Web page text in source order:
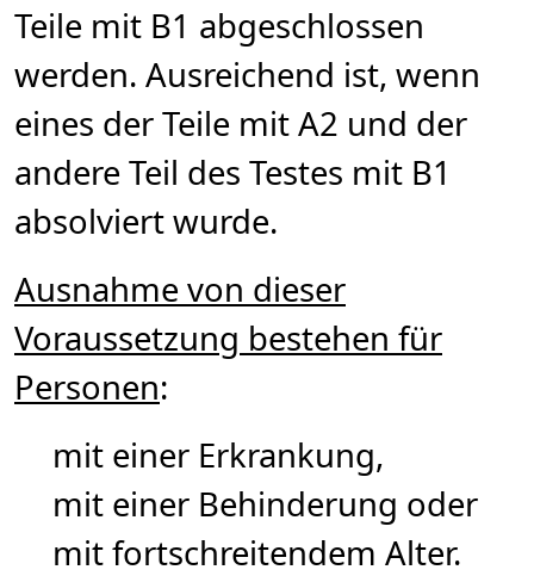
Teile mit B1 abgeschlossen
werden. Ausreichend ist, wenn
eines der Teile mit A2 und der
andere Teil des Testes mit B1
absolviert wurde.
Ausnahme von dieser
Voraussetzung bestehen für
Personen:
mit einer Erkrankung,
mit einer Behinderung oder
mit fortschreitendem Alter.